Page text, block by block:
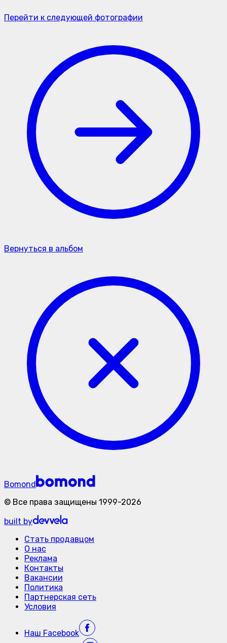
Перейти к следующей фотографии
Вернуться в альбом
Bomond
© Все права защищены 1999-2026
built by
Стать продавцом
О нас
Реклама
Контакты
Вакансии
Политика
Партнерская сеть
Условия
Наш Facebook